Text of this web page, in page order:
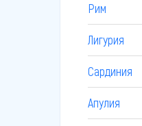
Рим
Лигурия
Сардиния
Апулия